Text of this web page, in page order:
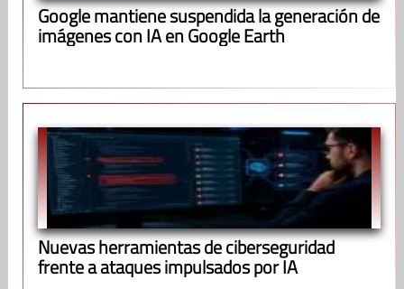
Google mantiene suspendida la generación de
imágenes con IA en Google Earth
Nuevas herramientas de ciberseguridad
frente a ataques impulsados por IA